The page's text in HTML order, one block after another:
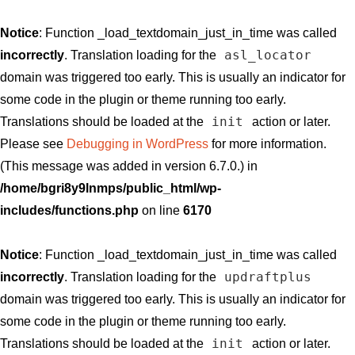
Notice: Function _load_textdomain_just_in_time was called
incorrectly. Translation loading for the asl_locator
domain was triggered too early. This is usually an indicator for
some code in the plugin or theme running too early.
Translations should be loaded at the
init
action or later.
Please see Debugging in WordPress for more information.
(This message was added in version 6.7.0.) in
/home/bgri8y9lnmps/public_html/wp-
includes/functions.php on line 6170
Notice: Function _load_textdomain_just_in_time was called
incorrectly. Translation loading for the updraftplus
domain was triggered too early. This is usually an indicator for
some code in the plugin or theme running too early.
Translations should be loaded at the
init action or later.